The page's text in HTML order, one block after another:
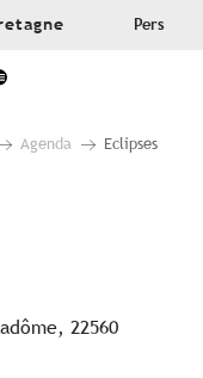
Pers
Agenda Eclipses
22560